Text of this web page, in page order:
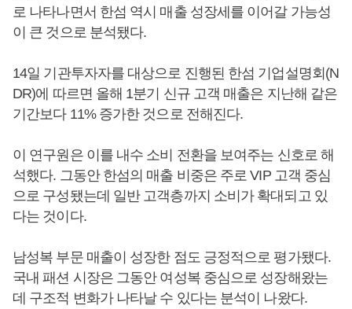
로 나타나면서 한섬 역시 매출 성장세를 이어갈 가능성
이 큰 것으로 분석됐다.
14일 기관투자자를 대상으로 진행된 한섬 기업설명회(N
DR)에 따르면 올해 1분기 신규 고객 매출은 지난해 같은
기간보다 11% 증가한 것으로 전해진다.
이 연구원은 이를 내수 소비 전환을 보여주는 신호로 해
석했다. 그동안 한섬의 매출 비중은 주로 VIP 고객 중심
으로 구성됐는데 일반 고객층까지 소비가 확대되고 있
다는 것이다.
남성복 부문 매출이 성장한 점도 긍정적으로 평가됐다.
국내 패션 시장은 그동안 여성복 중심으로 성장해왔는
데 구조적 변화가 나타날 수 있다는 분석이 나왔다.